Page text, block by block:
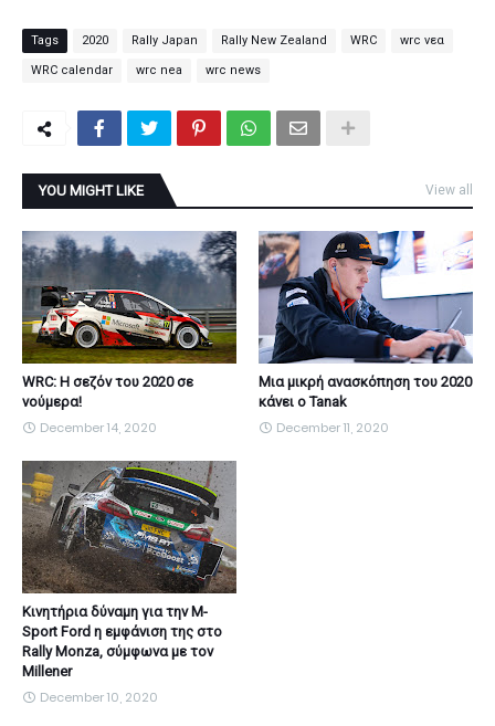
Tags 2020 Rally Japan Rally New Zealand WRC wrc νεα
WRC calendar wrc nea wrc news
YOU MIGHT LIKE View all
WRC: Η σεζόν του 2020 σε
νούμερα!
December 14, 2020
Μια μικρή ανασκόπηση του 2020
κάνει ο Tanak
December 11, 2020
Κινητήρια δύναμη για την M-
Sport Ford η εμφάνιση της στο
Rally Monza, σύμφωνα με τον
Millener
December 10, 2020